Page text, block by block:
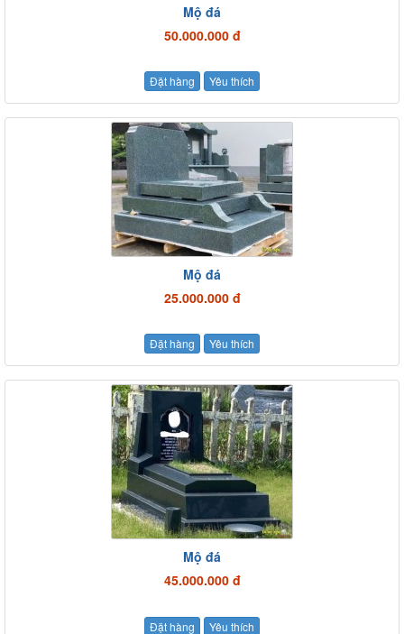
Mộ đá
50.000.000 đ
Đặt hàng Yêu thích
Mộ đá
25.000.000 đ
Đặt hàng Yêu thích
Mộ đá
45.000.000 đ
Đặt hàng Yêu thích